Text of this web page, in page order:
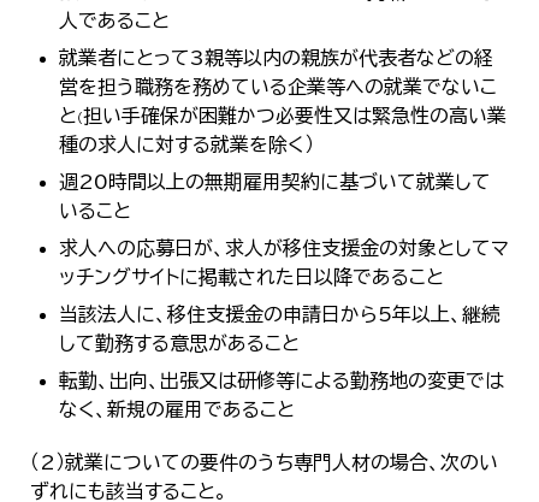
人であること
就業者にとって3親等以内の親族が代表者などの経
営を担う職務を務めている企業等への就業でないこ
と （担い手確保が困難かつ必要性又は緊急性の高い業
種の求人に対する就業を除く）
週20時間以上の無期雇用契約に基づいて就業して
いること
求人への応募日が、求人が移住支援金の対象としてマ
ッチングサイトに掲載された日以降であること
当該法人に、移住支援金の申請日から5年以上、継続
して勤務する意思があること
転勤、出向、出張又は研修等による勤務地の変更では
なく、新規の雇用であること
（2）就業についての要件のうち専門人材の場合、次のい
ずれにも該当すること。